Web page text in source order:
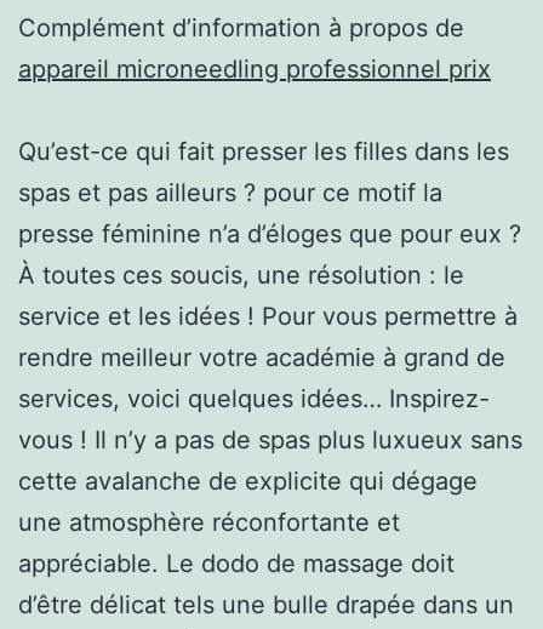
Complément d’information à propos de
appareil microneedling professionnel prix
Qu’est-ce qui fait presser les filles dans les
spas et pas ailleurs ? pour ce motif la
presse féminine n’a d’éloges que pour eux ?
À toutes ces soucis, une résolution : le
service et les idées ! Pour vous permettre à
rendre meilleur votre académie à grand de
services, voici quelques idées… Inspirez-
vous ! Il n’y a pas de spas plus luxueux sans
cette avalanche de explicite qui dégage
une atmosphère réconfortante et
appréciable. Le dodo de massage doit
d’être délicat tels une bulle drapée dans un